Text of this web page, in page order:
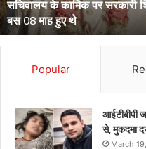
डीआईजी
बनाकर
भेजे
गए
प्रतिनियुक्ति
उत्तराखंड के दो आईपीएस पहुंचे
थे केंद्रीय प्रतिनियुक्ति पर
Popular
आईटीबीपी
से, मुकदमा
March